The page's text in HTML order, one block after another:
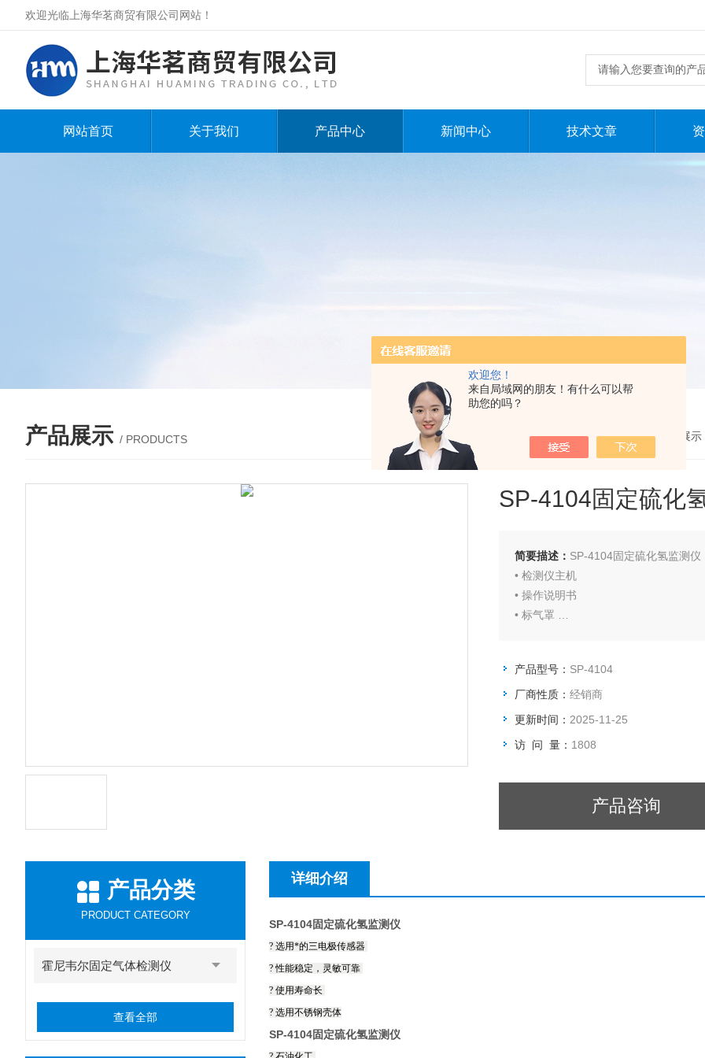
欢迎您！
来自局域网的朋友！有什么可以帮
助您的吗？
欢迎光临上海华茗商贸有限公司网站！
网站首页 关于我们 产品中心 新闻中心 技术文章
产品展示 / PRODUCTS 您的位置：网站首页> 产品展示
SP-4104固定硫化
简要描述： SP-4104固定硫化氢监测仪
• 检测仪主机
• 操作说明书
• 标气罩
产品型号： SP-4104
厂商性质： 经销商
更新时间： 2025-11-25
访 问 量： 1808
产品咨询
产品分类
PRODUCT CATEGORY
霍尼韦尔固定气体检测仪
查看全部
详细介绍
SP-4104固定硫化氢监测仪
? 选用*的三电极传感器
? 性能稳定，灵敏可靠
? 使用寿命长
? 选用不锈钢壳体
SP-4104固定硫化氢监测仪